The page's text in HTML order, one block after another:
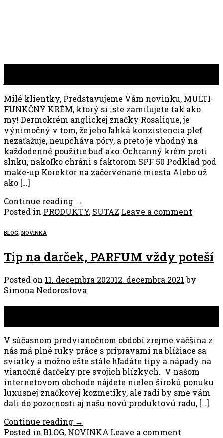
Milé klientky, Predstavujeme Vám novinku, MULTI-
FUNKČNÝ KRÉM, ktorý si iste zamilujete tak ako
my! Dermokrém anglickej značky Rosalique, je
výnimočný v tom, že jeho ľahká konzistencia pleť
nezaťažuje, neupcháva póry, a preto je vhodný na
každodenné použitie buď ako: Ochranný krém proti
slnku, nakoľko chráni s faktorom SPF 50 Podklad pod
make-up Korektor na začervenané miesta Alebo už
ako […]
Continue reading →
Posted in PRODUKTY, SUTAZ Leave a comment
BLOG NOVINKA
Tip na darček, PARFUM vždy poteší
Posted on 11. decembra 202012. decembra 2021by
Simona Nedorostova
V súčasnom predvianočnom období zrejme väčšina z
nás má plné ruky práce s prípravami na blížiace sa
sviatky a možno ešte stále hľadáte tipy a nápady na
vianočné darčeky pre svojich blízkych. V našom
internetovom obchode nájdete nielen širokú ponuku
luxusnej značkovej kozmetiky, ale radi by sme vám
dali do pozornosti aj našu novú produktovú radu, […]
Continue reading →
Posted in BLOG, NOVINKA Leave a comment